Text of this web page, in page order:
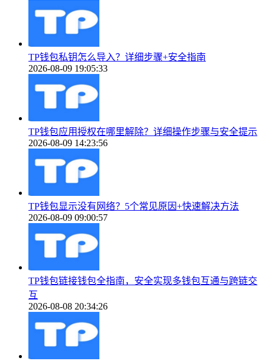
TP钱包私钥怎么导入？详细步骤+安全指南
2026-08-09 19:05:33
TP钱包应用授权在哪里解除？详细操作步骤与安全提示
2026-08-09 14:23:56
TP钱包显示没有网络？5个常见原因+快速解决方法
2026-08-09 09:00:57
TP钱包链接钱包全指南，安全实现多钱包互通与跨链交
互
2026-08-08 20:34:26